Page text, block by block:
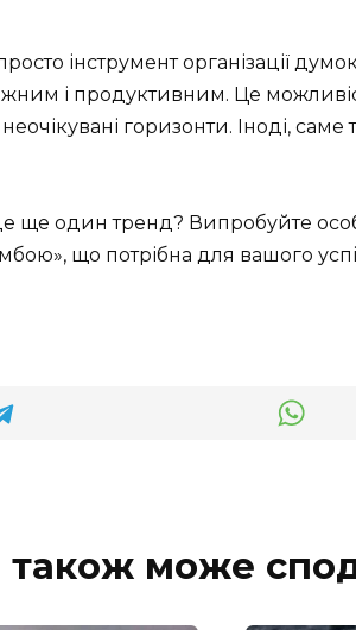
інструмент організації
і продуктивним. Це
горизонти. Іноді, саме
ще один тренд? Випробуйте
що потрібна для вашого
також може